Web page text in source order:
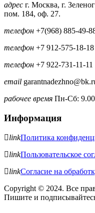
адрес г. Москва, г.
пом. 184, оф. 27.
телефон +7(968) 885-49-
телефон +7 912-575-18-18
телефон +7 922-731-11-11
email
рабочее время Пн-Сб:
Информация
linkПолитика
linkПользовательское
linkСогласие на
Copyright © 2024. Все
Пишите и